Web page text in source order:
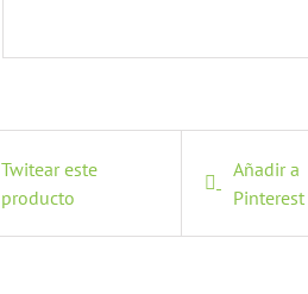
Twitear este
producto
Añadir a
Pinterest